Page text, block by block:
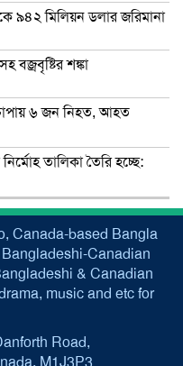
৯৪২ মিলিয়ন ডলার জরিমানা
বজ্রবৃষ্টির শঙ্কা
৬ জন নিহত, আহত
তালিকা তৈরি হচ্ছে:
Canada-based Bangla
Canadian
& Canadian
music and etc for
Road,